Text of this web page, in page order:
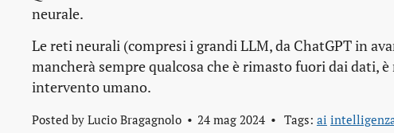
neurale.
Le reti neurali (compresi i grandi LLM, da ChatGPT in
mancherà sempre qualcosa che è rimasto fuori dai dati,
intervento umano.
Posted by Lucio Bragagnolo 24 mag 2024 Tags: ai